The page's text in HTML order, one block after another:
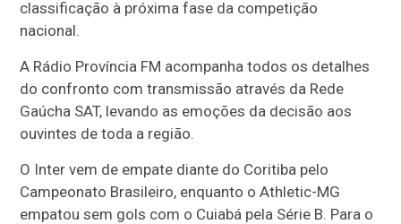
classificação à próxima fase da competição
nacional.
A Rádio Província FM acompanha todos os detalhes
do confronto com transmissão através da Rede
Gaúcha SAT, levando as emoções da decisão aos
ouvintes de toda a região.
O Inter vem de empate diante do Coritiba pelo
Campeonato Brasileiro, enquanto o Athletic-MG
empatou sem gols com o Cuiabá pela Série B. Para o